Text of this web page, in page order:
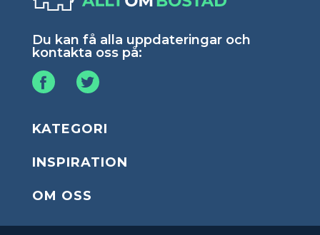
Du kan få alla uppdateringar och
kontakta oss på:
KATEGORI
INSPIRATION
OM OSS